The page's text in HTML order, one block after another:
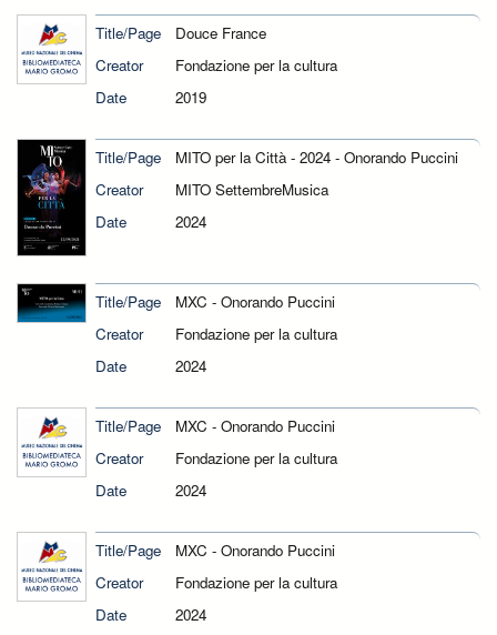
Title/Page
Douce France
Creator
Fondazione per la cultura
Date
2019
Title/Page
MITO per la Città - 2024 - Onorando Puccini
Creator
MITO SettembreMusica
Date
2024
Title/Page
MXC - Onorando Puccini
Creator
Fondazione per la cultura
Date
2024
Title/Page
MXC - Onorando Puccini
Creator
Fondazione per la cultura
Date
2024
Title/Page
MXC - Onorando Puccini
Creator
Fondazione per la cultura
Date
2024